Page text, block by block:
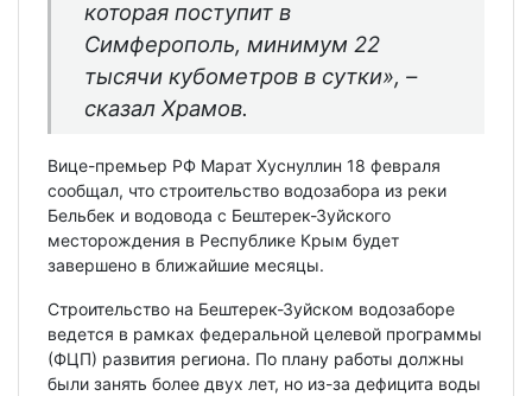
которая поступит в
Симферополь, минимум 22
тысячи кубометров в сутки», –
сказал Храмов.
Вице-премьер РФ Марат Хуснуллин 18 февраля
сообщал, что строительство водозабора из реки
Бельбек и водовода с Бештерек-Зуйского
месторождения в Республике Крым будет
завершено в ближайшие месяцы.
Строительство на Бештерек-Зуйском водозаборе
ведется в рамках федеральной целевой программы
(ФЦП) развития региона. По плану работы должны
были занять более двух лет, но из-за дефицита воды